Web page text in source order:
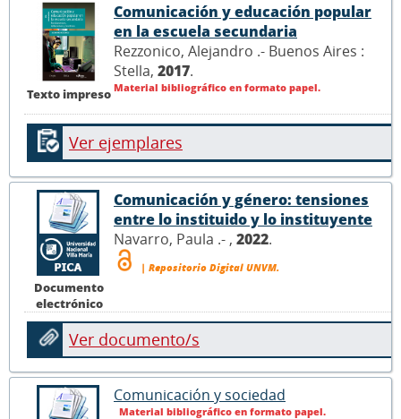
Texto impreso
Comunicación y educación popular
en la escuela secundaria
Rezzonico, Alejandro .- Buenos Aires :
Stella, 2017.
Material bibliográfico en formato papel.
Ver ejemplares
Documento
electrónico
Comunicación y género: tensiones
entre lo instituido y lo instituyente
Navarro, Paula .- , 2022.
| Repositorio Digital UNVM.
Ver documento/s
Comunicación y sociedad
Material bibliográfico en formato papel.